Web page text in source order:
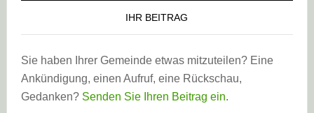
IHR BEITRAG
Sie haben Ihrer Gemeinde etwas mitzuteilen? Eine
Ankündigung, einen Aufruf, eine Rückschau,
Gedanken? Senden Sie Ihren Beitrag ein.